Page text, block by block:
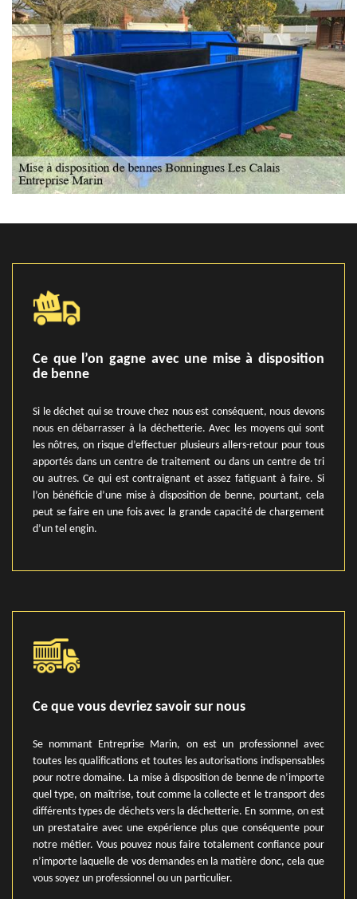
Ce que l’on gagne avec une mise à disposition
de benne
Si le déchet qui se trouve chez nous est conséquent, nous devons
nous en débarrasser à la déchetterie. Avec les moyens qui sont
les nôtres, on risque d’effectuer plusieurs allers-retour pour tous
apportés dans un centre de traitement ou dans un centre de tri
ou autres. Ce qui est contraignant et assez fatiguant à faire. Si
l’on bénéficie d’une mise à disposition de benne, pourtant, cela
peut se faire en une fois avec la grande capacité de chargement
d’un tel engin.
Ce que vous devriez savoir sur nous
Se nommant Entreprise Marin, on est un professionnel avec
toutes les qualifications et toutes les autorisations indispensables
pour notre domaine. La mise à disposition de benne de n’importe
quel type, on maîtrise, tout comme la collecte et le transport des
différents types de déchets vers la déchetterie. En somme, on est
un prestataire avec une expérience plus que conséquente pour
notre métier. Vous pouvez nous faire totalement confiance pour
n’importe laquelle de vos demandes en la matière donc, cela que
vous soyez un professionnel ou un particulier.